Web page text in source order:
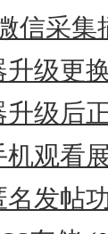
信采
升级更
升级后
机观看
名发帖